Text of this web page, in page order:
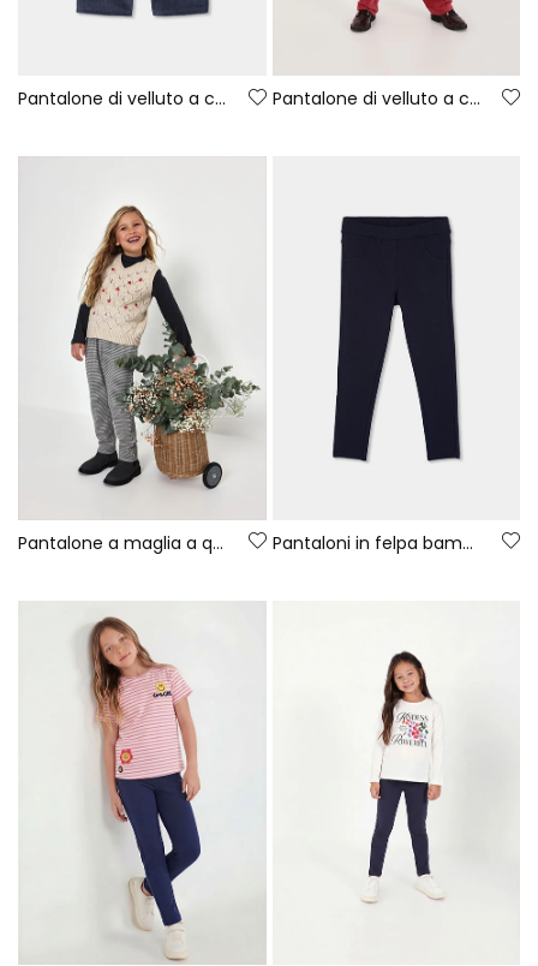
Pantalone di velluto a coste bambina blu navy Pantalone di velluto a coste bambina bordeaux
Pantalone a maglia a quadri bambina grigio Pantaloni in felpa bambina neri